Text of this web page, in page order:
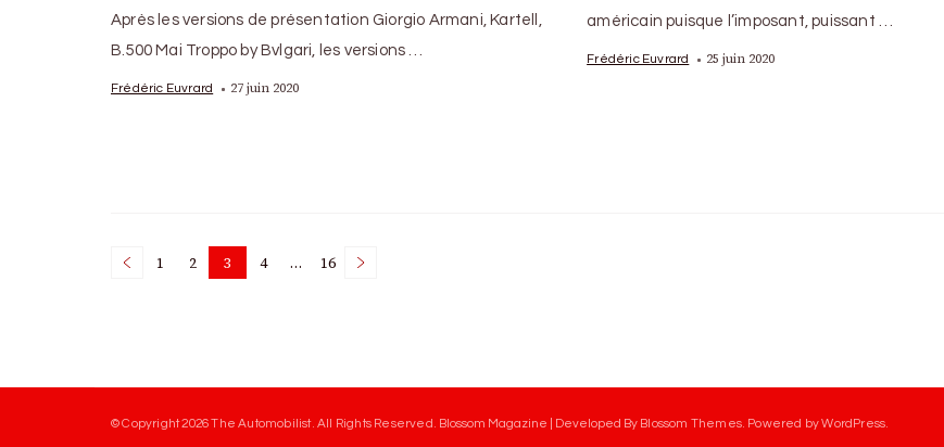
Après les versions de présentation Giorgio Armani, Kartell,
B.500 Mai Troppo by Bvlgari, les versions …
Frédéric Euvrard 27 juin 2020
américain puisque l’imposant, puissant …
Frédéric Euvrard 25 juin 2020
Posts
Page
1 Page
2 Page
3 Page
4 … Page
16
© Copyright 2026The Automobilist. All Rights Reserved. Blossom Magazine | Developed By Blossom Themes Powered byWordPress